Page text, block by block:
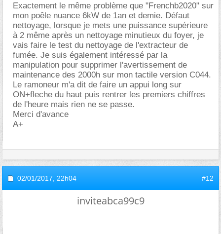
Exactement le même problème que "Frenchb2020" sur
mon poêle nuance 6kW de 1an et demie. Défaut
nettoyage, lorsque je mets une puissance supérieure
à 2 même après un nettoyage minutieux du foyer, je
vais faire le test du nettoyage de l'extracteur de
fumée. Je suis également intéressé par la
manipulation pour supprimer l'avertissement de
maintenance des 2000h sur mon tactile version C044.
Le ramoneur m'a dit de faire un appui long sur
ON+fleche du haut puis rentrer les premiers chiffres
de l'heure mais rien ne se passe.
Merci d'avance
A+
02/01/2017, 22h04 #12
inviteabca99c9